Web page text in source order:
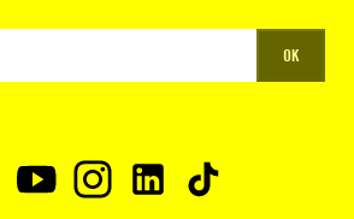
OK